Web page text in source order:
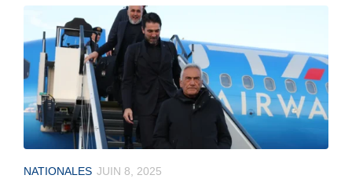
NATIONALES JUIN 8, 2025